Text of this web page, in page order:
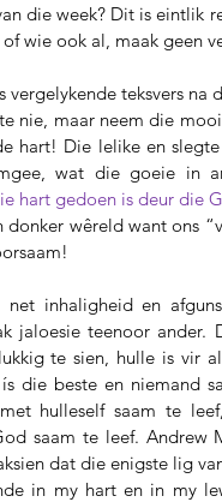
die week? Dit is eintlik
wie ook al, maak geen
vergelykende teksvers
nie, maar neem die
hart! Die lelike en
wat die goeie in
hart gedoen is deur die
donker wêreld want ons
inhaligheid en
jaloesie teenoor ander.
te sien, hulle is vir
die beste en niemand
hulleself saam te
saam te leef. Andrew
dat die enigste lig
in my hart en in my